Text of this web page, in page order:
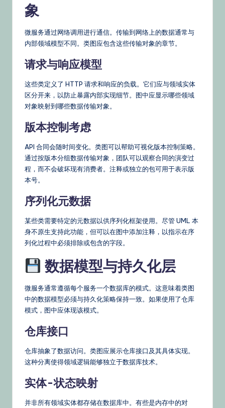
象
微服务通过网络调用进行通信。传输到网络上的数据通常与
内部领域模型不同。类图应包含这些传输对象的章节。
请求与响应模型
这些类定义了 HTTP 请求和响应的负载。它们应与领域实体
区分开来，以防止暴露内部实现细节。图中应显示哪些领域
对象映射到哪些数据传输对象。
版本控制考虑
API 合同会随时间变化。类图可以帮助可视化版本控制策略。
通过按版本分组数据传输对象，团队可以观察合同的演变过
程，而不会破坏现有消费者。注释或独立的包可用于表示版
本号。
序列化元数据
某些类需要特定的元数据以供序列化框架使用。尽管 UML 本
身不原生支持此功能，但可以在图中添加注释，以指示在序
列化过程中必须排除或包含的字段。
数据模型与持久化层
微服务通常遵循每个服务一个数据库的模式。这意味着类图
中的数据模型必须与持久化策略保持一致。如果使用了仓库
模式，图中应体现该模式。
仓库接口
仓库抽象了数据访问。类图应展示仓库接口及其具体实现。
这种分离使得领域逻辑能够独立于数据库技术。
实体-状态映射
并非所有领域实体都存储在数据库中。有些是内存中的对